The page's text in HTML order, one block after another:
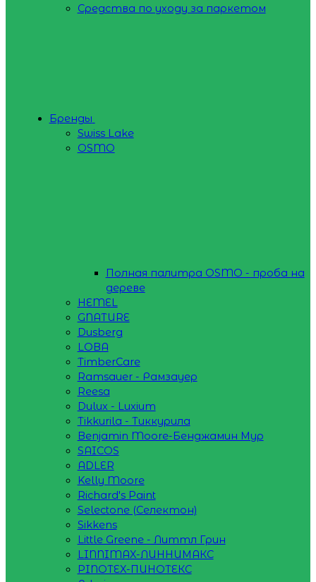
Средства по уходу за паркетом
Бренды
Swiss Lake
OSMO
Полная палитра OSMO - проба на
дереве
HEMEL
GNATURE
Dusberg
LOBA
TimberCare
Ramsauer - Рамзауер
Reesa
Dulux - Luxium
Tikkurila - Тиккурила
Benjamin Moore-Бенджамин Мур
SAICOS
ADLER
Kelly Moore
Richard's Paint
Selectone (Селектон)
Sikkens
Little Greene - Литтл Грин
LINNIMAX-ЛИННИМАКС
PINOTEX-ПИНОТЕКС